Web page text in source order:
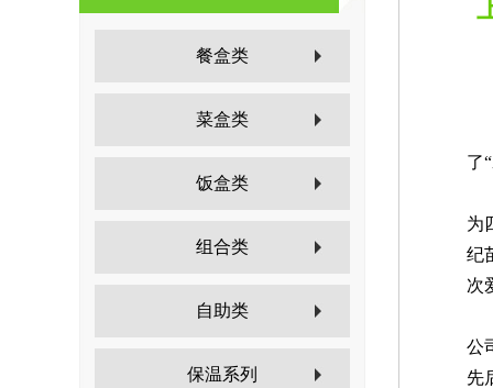
餐盒类
菜盒类
饭盒类
组合类
自助类
保温系列
了
为
纪
次
公
先